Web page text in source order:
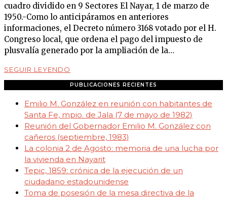
cuadro dividido en 9 Sectores El Nayar, 1 de marzo de
1950.-Como lo anticipáramos en anteriores
informaciones, el Decreto número 3168 votado por el H.
Congreso local, que ordena el pago del impuesto de
plusvalía generado por la ampliación de la…
SEGUIR LEYENDO
PUBLICACIONES RECIENTES
Emilio M. González en reunión con habitantes de
Santa Fe, mpio. de Jala (7 de mayo de 1982)
Reunión del Gobernador Emilio M. González con
cañeros (septiembre, 1983)
La colonia 2 de Agosto: memoria de una lucha por
la vivienda en Nayarit
Tepic, 1859: crónica de la ejecución de un
ciudadano estadounidense
Toma de posesión de la mesa directiva de la